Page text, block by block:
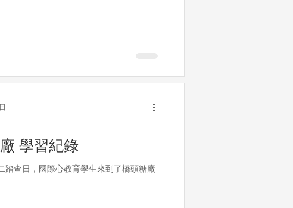
學習紀錄
踏查日，國際心教育學生來到了橋頭糖廠